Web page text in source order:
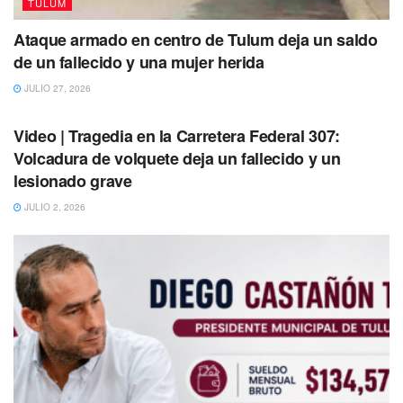
Del total de vía, 25.6 km son de terraplén y 42.1 km de
viaducto elevado que se construye con ingeniería de
última generación.
Asimismo, se indicó que en el tramo 5 sur se construyen
más de 50 obras complementarias, como pasos de fauna y
pasos vehiculares, así como una subestación tractora, que
Ataque armado en centro de Tulum deja un saldo
de un fallecido y una mujer herida
JULIO 27, 2026
Video | Tragedia en la Carretera Federal 307:
Volcadura de volquete deja un fallecido y un
lesionado grave
JULIO 2, 2026